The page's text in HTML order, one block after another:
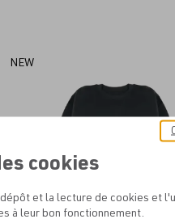
NEW
cookies
et la lecture de cookies et
à leur bon fonctionnement.